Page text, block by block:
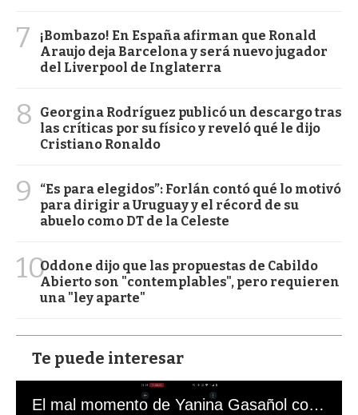
7
¡Bombazo! En España afirman que Ronald
Araujo deja Barcelona y será nuevo jugador
del Liverpool de Inglaterra
8
Georgina Rodríguez publicó un descargo tras
las críticas por su físico y reveló qué le dijo
Cristiano Ronaldo
9
“Es para elegidos”: Forlán contó qué lo motivó
para dirigir a Uruguay y el récord de su
abuelo como DT de la Celeste
10Oddone dijo que las propuestas de Cabildo
Abierto son "contemplables", pero requieren
una "ley aparte"
Te puede interesar
El mal momento de Yanina Gasañol con un hincha argentino en "Subrayado"